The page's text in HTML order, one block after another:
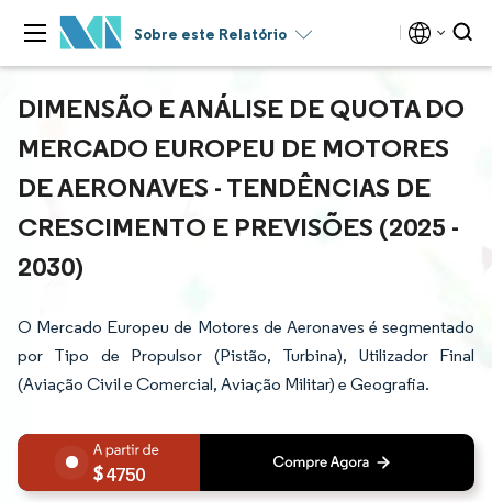
Sobre este Relatório
DIMENSÃO E ANÁLISE DE QUOTA DO
MERCADO EUROPEU DE MOTORES
DE AERONAVES - TENDÊNCIAS DE
CRESCIMENTO E PREVISÕES (2025 -
2030)
O Mercado Europeu de Motores de Aeronaves é segmentado
por Tipo de Propulsor (Pistão, Turbina), Utilizador Final
(Aviação Civil e Comercial, Aviação Militar) e Geografia.
4750